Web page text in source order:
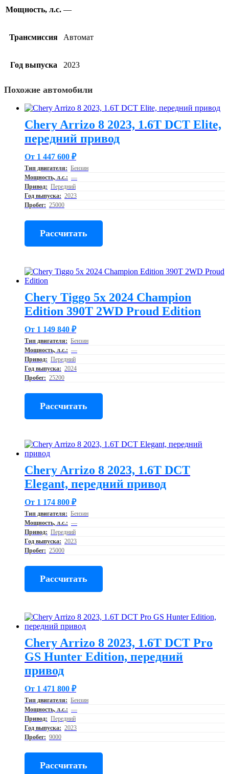
Мощность, л.с. —
Трансмиссия Автомат
Год выпуска 2023
Похожие автомобили
Chery Arrizo 8 2023, 1.6T DCT Elite,
передний привод
От 1 447 600 ₽
Тип двигателя: Бензин
Мощность, л.с.: —
Привод: Передний
Год выпуска: 2023
Пробег: 25000
Рассчитать
Chery Tiggo 5x 2024 Champion
Edition 390T 2WD Proud Edition
От 1 149 840 ₽
Тип двигателя: Бензин
Мощность, л.с.: —
Привод: Передний
Год выпуска: 2024
Пробег: 25200
Рассчитать
Chery Arrizo 8 2023, 1.6T DCT
Elegant, передний привод
От 1 174 800 ₽
Тип двигателя: Бензин
Мощность, л.с.: —
Привод: Передний
Год выпуска: 2023
Пробег: 25000
Рассчитать
Chery Arrizo 8 2023, 1.6T DCT Pro
GS Hunter Edition, передний
привод
От 1 471 800 ₽
Тип двигателя: Бензин
Мощность, л.с.: —
Привод: Передний
Год выпуска: 2023
Пробег: 9000
Рассчитать